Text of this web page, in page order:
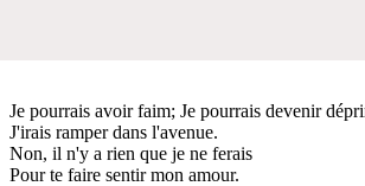
Je pourrais avoir faim; Je pourrais devenir
J'irais ramper dans l'avenue.
Non, il n'y a rien que je ne ferais
Pour te faire sentir mon amour.